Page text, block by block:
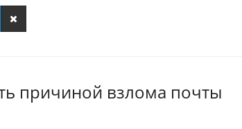
причиной взлома почты